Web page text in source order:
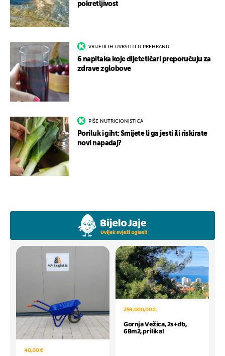
pokretljivost
VRIJEDI IH UVRSTITI U PREHRANU
6 napitaka koje dijetetičari preporučuju za
zdrave zglobove
PIŠE NUTRICIONISTICA
Poriluk i giht: Smijete li ga jesti ili riskirate
novi napadaj?
40,00 €
259.000,00 €
Gornja Vežica, 2s+db,
68m2, prilika!